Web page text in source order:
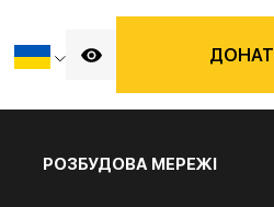
ДОНАТ
РОЗБУДОВА МЕРЕЖІ